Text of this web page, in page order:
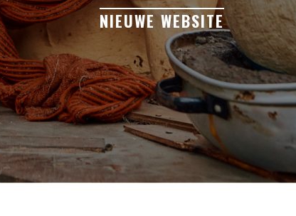
NIEUWE WEBSITE